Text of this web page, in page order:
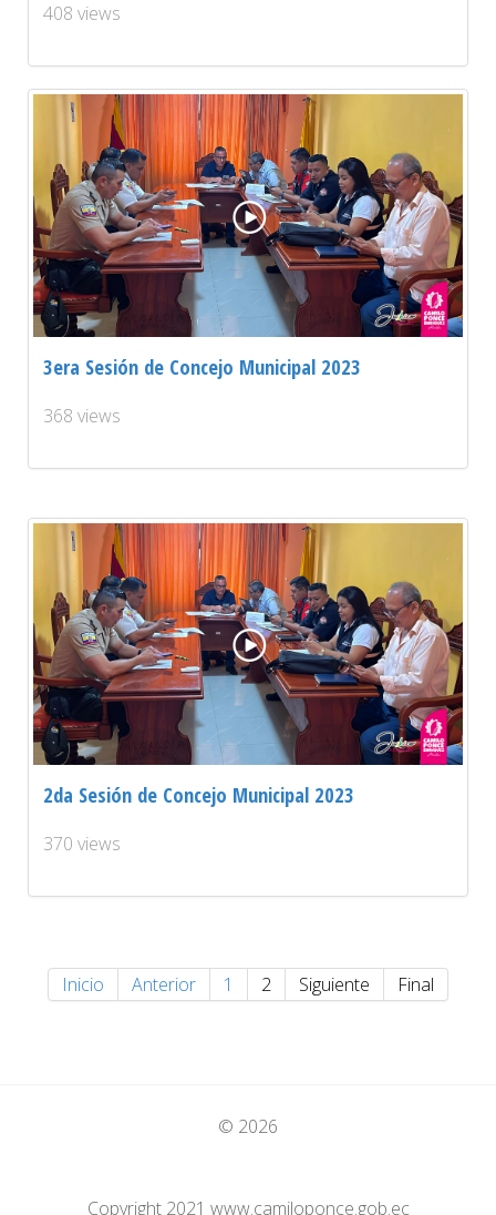
408 views
3era Sesión de Concejo Municipal 2023
368 views
2da Sesión de Concejo Municipal 2023
370 views
Inicio Anterior 1 2 Siguiente Final
© 2026
Copyright 2021 www.camiloponce.gob.ec